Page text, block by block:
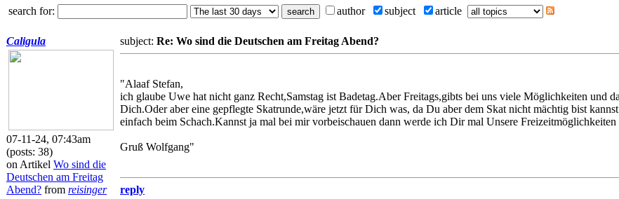
search for:
author subject article
Caligula
07-11-24, 07:43am
(posts: 38)
on Artikel Wo sind die
Deutschen am Freitag
Abend? from reisinger
subject: Re: Wo sind die Deutschen am Freitag Abend?
"Alaaf Stefan,
ich glaube Uwe hat nicht ganz Recht,Samstag ist Badetag.Aber Freitags,gibts bei uns viele Möglichkeiten und
Dich.Oder aber eine gepflegte Skatrunde,wäre jetzt für Dich was, da Du aber dem Skat nicht mächtig bist
einfach beim Schach.Kannst ja mal bei mir vorbeischauen dann werde ich Dir mal Unsere
Gruß Wolfgang"
reply